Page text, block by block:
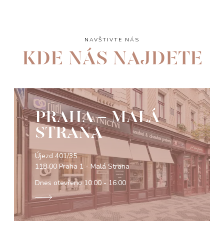
NAVŠTIVTE NÁS
KDE NÁS NAJDETE
PRAHA - MALÁ
STRANA
Újezd 401/35
118 00 Praha 1 - Malá Strana
Dnes otevřeno10:00 - 16:00